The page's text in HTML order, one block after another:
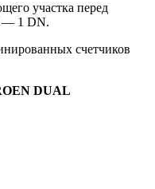
участка перед
— 1 DN.
счетчиков
DUAL